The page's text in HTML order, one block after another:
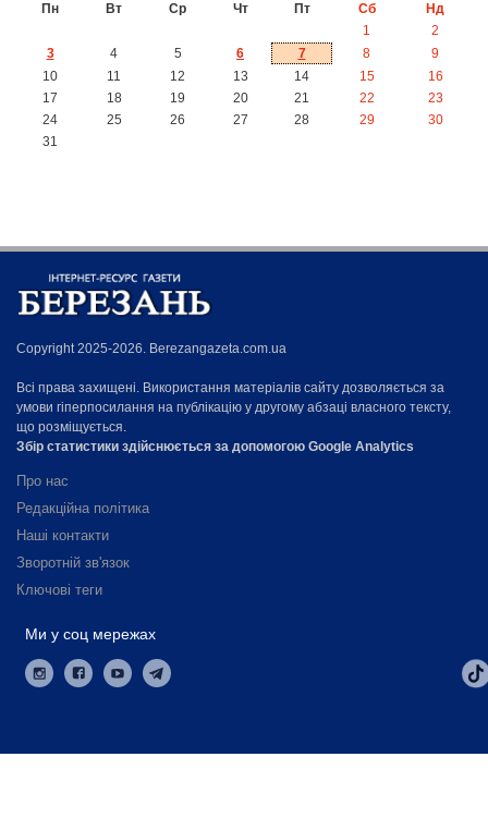
Пн
Вт Ср Чт Пт Сб
Нд
1
2
3
4 5 6 7 8
9
10
11 12 13 14 15
16
17
18 19 20 21 22
23
24
25 26 27 28 29
30
31
Copyright 2025-2026. Berezangazeta.com.ua
Всі права захищені. Використання матеріалів сайту дозволяється за
умови гіперпосилання на публікацію у другому абзаці власного тексту,
що розміщується.
Збір статистики здійснюється за допомогою Google Analytics
Про нас
Редакційна політика
Наші контакти
Зворотній зв'язок
Ключові теги
Ми у соц мережах